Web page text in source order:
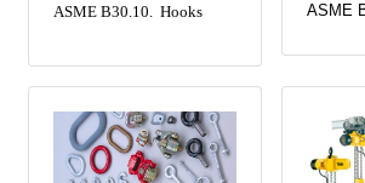
ASME B30.10. Hooks ASME